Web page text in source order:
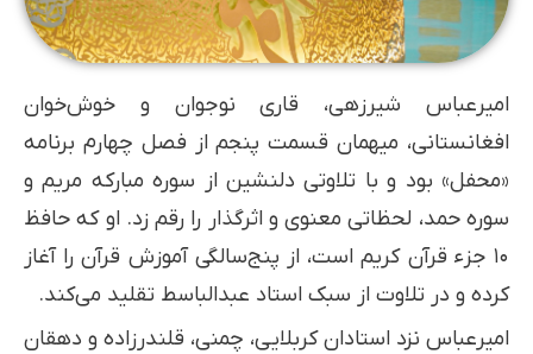
امیرعباس شیرزهی، قاری نوجوان و خوش‌خوان
افغانستانی، میهمان قسمت پنجم از فصل چهارم برنامه
«محفل» بود و با تلاوتی دلنشین از سوره مبارکه مریم و
سوره حمد، لحظاتی معنوی و اثرگذار را رقم زد. او که حافظ
۱۰ جزء قرآن کریم است، از پنج‌سالگی آموزش قرآن را آغاز
کرده و در تلاوت از سبک استاد عبدالباسط تقلید می‌کند.
امیرعباس نزد استادان کربلایی، چمنی، قلندرزاده و دهقان